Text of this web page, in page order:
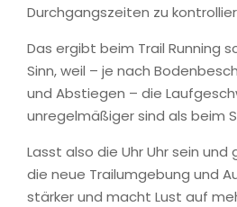
Durchgangszeiten zu
Das ergibt beim Trail Running
Sinn, weil – je nach
und Abstiegen – die
unregelmäßiger sind als beim
Lasst also die Uhr Uhr sein
die neue Trailumgebung und
stärker und macht Lust auf